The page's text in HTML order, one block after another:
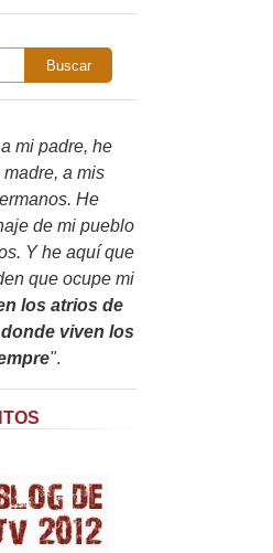
Buscar
mi padre, he
a mis
He
de mi pueblo
Y he aquí que
que ocupe mi
los atrios de
viven los
".